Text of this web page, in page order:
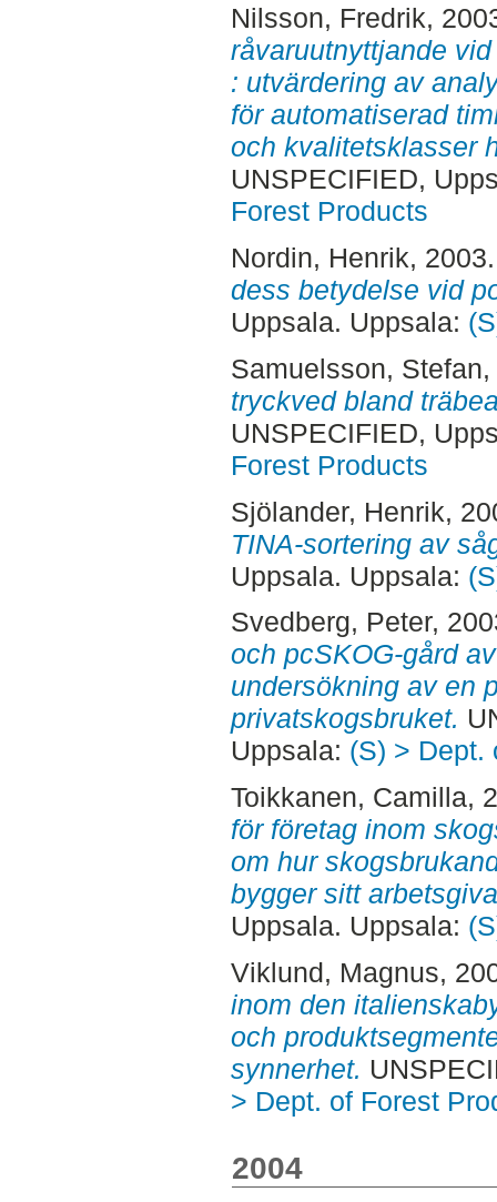
Nilsson, Fredrik,
råvaruutnyttjande
: utvärdering av
för automatiserad
och kvalitetsklasser
UNSPECIFIED,
Forest Products
Nordin, Henrik,
dess betydelse vid
Uppsala. Uppsala:
Samuelsson, Stefan
tryckved bland
UNSPECIFIED,
Forest Products
Sjölander, Henrik,
TINA-sortering av
Uppsala. Uppsala:
Svedberg, Peter,
och pcSKOG-gård
undersökning av en
privatskogsbruket.
Uppsala: (S) > Dept.
Toikkanen, Camilla,
för företag inom
om hur
bygger sitt
Uppsala. Uppsala:
Viklund, Magnus,
inom den
och
synnerhet.
> Dept. of Forest
2004